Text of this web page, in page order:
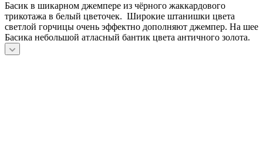
Басик в шикарном джемпере из чёрного жаккардового
трикотажа в белый цветочек. Широкие штанишки цвета
светлой горчицы очень эффектно дополняют джемпер. На шее
Басика небольшой атласный бантик цвета античного золота.